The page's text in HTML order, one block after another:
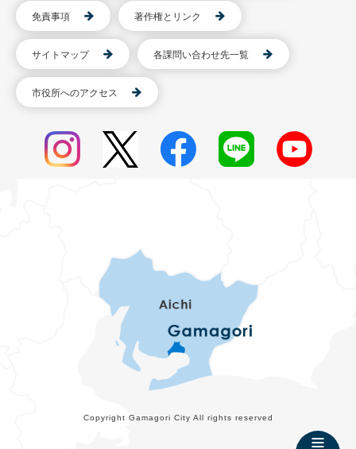
免責事項 著作権とリンク
サイトマップ 各課問い合わせ先一覧
市役所へのアクセス
Copyright Gamagori City All rights reserved